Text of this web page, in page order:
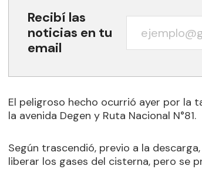
Recibí las
noticias en tu
email
El peligroso hecho ocurrió ayer por la
la avenida Degen y Ruta Nacional N°81.
Según trascendió, previo a la
liberar los gases del cisterna, pero se